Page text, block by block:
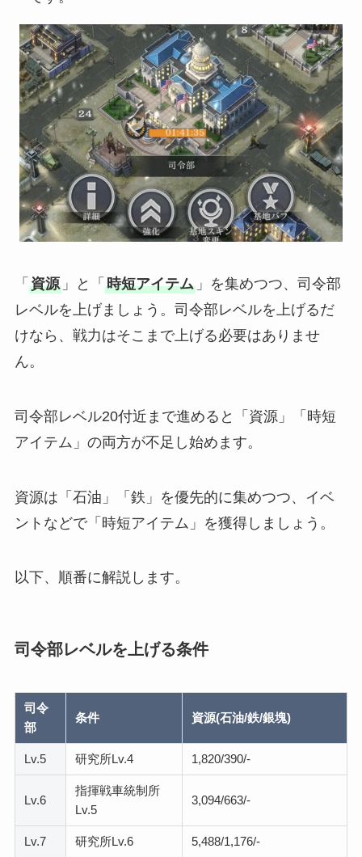
「 資源」と「 時短アイテム」を集めつつ、司令部
レベルを上げましょう。司令部レベルを上げるだ
けなら、戦力はそこまで上げる必要はありませ
ん。
司令部レベル20付近まで進めると「資源」「時短
アイテム」の両方が不足し始めます。
資源は「石油」「鉄」を優先的に集めつつ、イベ
ントなどで「時短アイテム」を獲得しましょう。
以下、順番に解説します。
司令部レベルを上げる条件
司令
部
条件 資源(石油/鉄/銀塊)
Lv.5 研究所Lv.4 1,820/390/-
Lv.6
指揮戦車統制所
Lv.5
3,094/663/-
Lv.7 研究所Lv.6 5,488/1,176/-